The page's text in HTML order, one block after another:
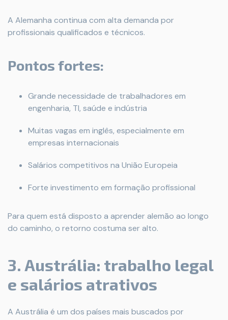
A Alemanha continua com alta demanda por
profissionais qualificados e técnicos.
Pontos fortes:
Grande necessidade de trabalhadores em
engenharia, TI, saúde e indústria
Muitas vagas em inglês, especialmente em
empresas internacionais
Salários competitivos na União Europeia
Forte investimento em formação profissional
Para quem está disposto a aprender alemão ao longo
do caminho, o retorno costuma ser alto.
3. Austrália: trabalho legal
e salários atrativos
A Austrália é um dos países mais buscados por